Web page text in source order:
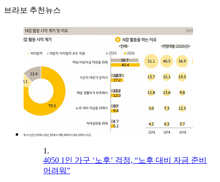
브라보 추천뉴스
1.
4050 1인 가구 ‘노후’ 걱정, “노후 대비 자금 준비
어려워”